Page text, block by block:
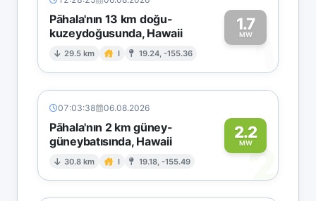
Pāhala'nın 13 km doğu-
kuzeydoğusunda, Hawaii
29.5 km I 19.24, -155.36
1.7
MW1
07:03:38 06.08.2026
Pāhala'nın 2 km güney-
güneybatısında, Hawaii
30.8 km I 19.18, -155.49
2.2
MW2